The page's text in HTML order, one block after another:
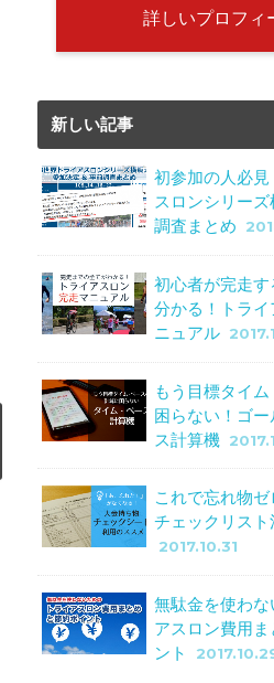
詳しいプロフィ
新しい記事
初参加の人必
スロンシリー
調査まとめ
初心者が完走
分かる！トラ
ニュアル
もう目標タイ
困らない！ゴ
ス計算機
これで忘れ物
チェックリスト
2017.10.31
無駄金を使わな
アスロン費用
ント